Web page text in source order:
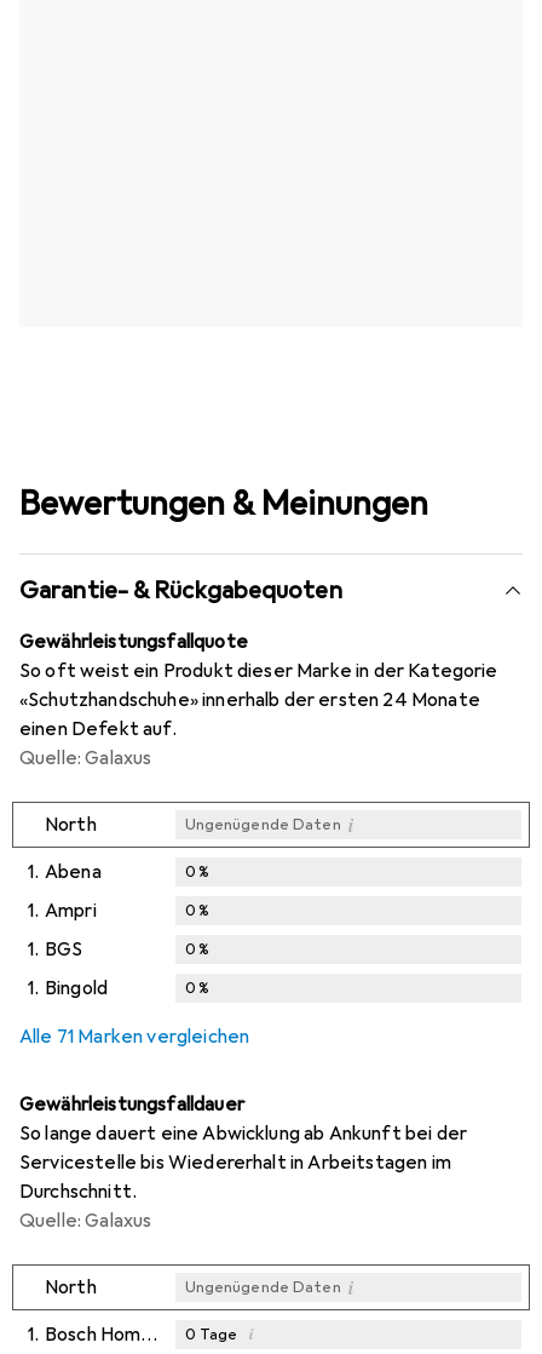
Bewertungen & Meinungen
Garantie- & Rückgabequoten
Gewährleistungsfallquote
So oft weist ein Produkt dieser Marke in der Kategorie
«Schutzhandschuhe» innerhalb der ersten 24 Monate
einen Defekt auf.
Quelle: Galaxus
North Ungenügende Daten i
1. Abena 0%
1. Ampri 0%
1. BGS 0%
1. Bingold 0%
Alle 71 Marken vergleichen
Gewährleistungsfalldauer
So lange dauert eine Abwicklung ab Ankunft bei der
Servicestelle bis Wiedererhalt in Arbeitstagen im
Durchschnitt.
Quelle: Galaxus
North Ungenügende Daten i
1. Bosch Home & Garden 0 Tage i